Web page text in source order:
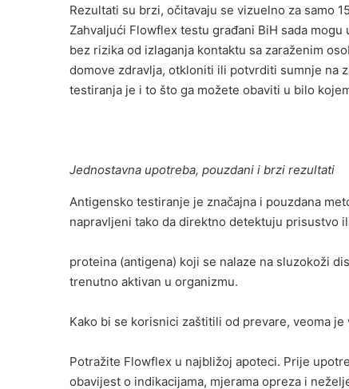
Rezultati su brzi, očitavaju se vizuelno za samo
Zahvaljući Flowflex testu građani BiH sada
bez rizika od izlaganja kontaktu sa zaraženim
domove zdravlja, otkloniti ili potvrditi sumnje na
testiranja je i to što ga možete obaviti u bilo
Jednostavna upotreba, pouzdani i brzi rezultati
Antigensko testiranje je značajna i pouzdana
napravljeni tako da direktno detektuju prisustvo
proteina (antigena) koji se nalaze na sluzokoži
trenutno aktivan u organizmu.
Kako bi se korisnici zaštitili od prevare, veoma
Potražite Flowflex u najbližoj apoteci. Prije
obavijest o indikacijama, mjerama opreza i